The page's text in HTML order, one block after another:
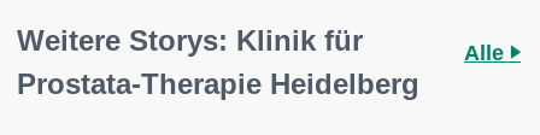
Weitere Storys: Klinik für
Prostata-Therapie Heidelberg
Alle